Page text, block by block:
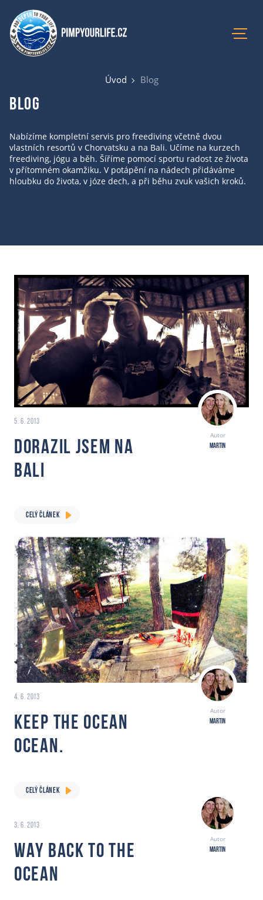
Úvod
Recenze
Blog
O mně
E-shop
Úvod Blog
Blog
Nabízíme kompletní servis pro freediving včetně dvou
vlastních resortů v Chorvatsku a na Bali. Učíme na kurzech
freediving, jógu a běh. Šíříme pomocí sportu radost ze života
v přítomném okamžiku. V potápění na nádech přidáváme
hloubku do života, v józe dech, a při běhu zvuk vašich kroků.
5. 6. 2013
Dorazil jsem na
Bali
CELÝ ČLÁNEK
Autor
Martin
4. 6. 2013
KEEP THE OCEAN
OCEAN.
CELÝ ČLÁNEK
Autor
Martin
3. 6. 2013
WAY BACK TO THE
OCEAN
Autor
Martin